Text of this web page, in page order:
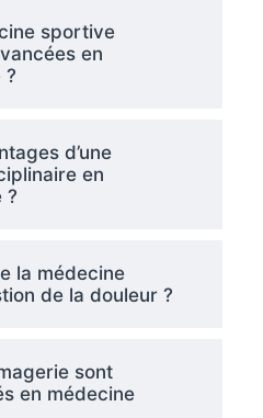
sportive
en
?
d’une
en
?
la médecine
de la douleur ?
sont
en médecine